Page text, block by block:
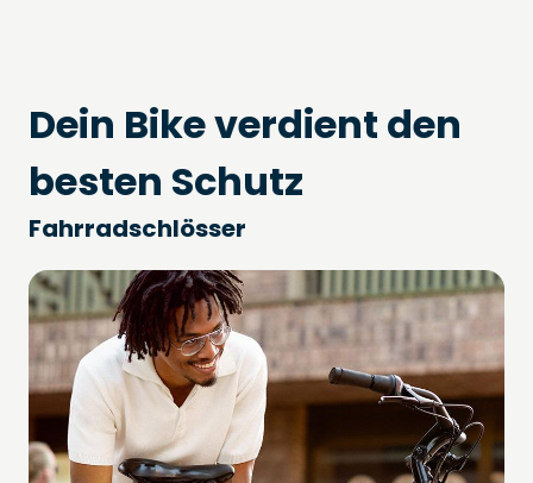
Dein Bike verdient den
besten Schutz
Fahrradschlösser